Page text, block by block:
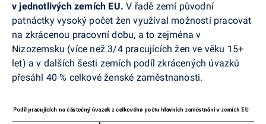
v jednotlivých zemích EU. V řadě zemí původní
patnáctky vysoký počet žen využíval možnosti pracovat
na zkrácenou pracovní dobu, a to zejména v
Nizozemsku (více než 3/4 pracujících žen ve věku 15+
let) a v dalších šesti zemích podíl zkrácených úvazků
přesáhl 40 % celkové ženské zaměstnanosti.